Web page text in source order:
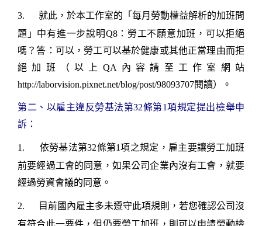
3.
就此，於本工作室的「每月勞動權益解析的加班問
題」中有進一步說明Q8：勞工不願意加班，可以拒絕
嗎？答：可以，勞工可以基於健康或其他正當理由而拒
絕加班（以上QA內容請至工作室網站
http://laborvision.pixnet.net/blog/post/98093707閱讀）。
第二、 以雇主違反勞基法第32條第1項規定提出檢舉申
訴：
1. 依勞基法第32條第1項之規定，雇主要讓勞工加班
前要經過工會的同意，如果公司企業內沒有工會，就要
經過勞資會議的同意。
2.
目前國內雇主多未遵守此項規則，若您確認公司沒
有符合此一要件，但仍要勞工加班，則可以申請勞動檢